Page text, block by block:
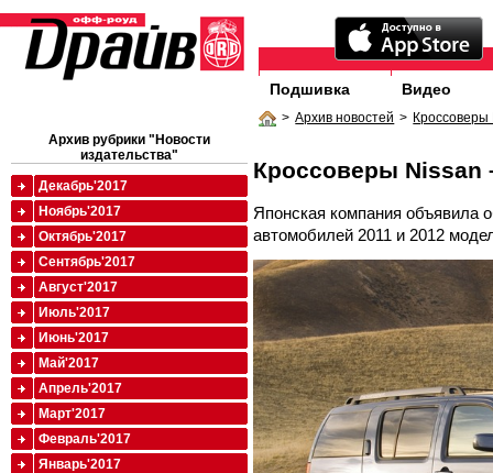
Подшивка Видео
> Архив новостей > Кроссоверы
Кроссоверы Nissan
Японская компания объявила
автомобилей 2011 и 2012
Архив рубрики "Новости
издательства"
Декабрь'2017
Ноябрь'2017
Октябрь'2017
Сентябрь'2017
Август'2017
Июль'2017
Июнь'2017
Май'2017
Апрель'2017
Март'2017
Февраль'2017
Январь'2017